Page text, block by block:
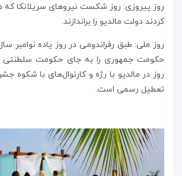
کردند دولت مالدیو را براندازند.
حکومت جمهوری را به جای حکومت سلطنتی
روز در مالدیو با رژه و کارنوال‌های با شکوه
تعطیل رسمی است.